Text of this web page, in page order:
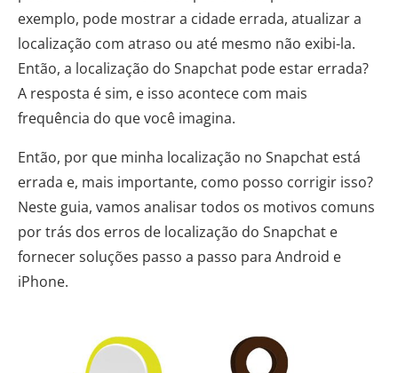
exemplo, pode mostrar a cidade errada, atualizar a
localização com atraso ou até mesmo não exibi-la.
Então, a localização do Snapchat pode estar errada?
A resposta é sim, e isso acontece com mais
frequência do que você imagina.
Então, por que minha localização no Snapchat está
errada e, mais importante, como posso corrigir isso?
Neste guia, vamos analisar todos os motivos comuns
por trás dos erros de localização do Snapchat e
fornecer soluções passo a passo para Android e
iPhone.